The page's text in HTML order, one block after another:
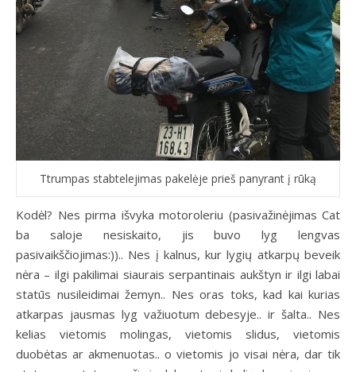
Ttrumpas stabtelejimas pakelėje prieš panyrant į rūką
Kodėl? Nes pirma išvyka motoroleriu (pasivažinėjimas Cat
ba saloje nesiskaito, jis buvo lyg lengvas
pasivaikščiojimas:)).. Nes į kalnus, kur lygių atkarpų beveik
nėra – ilgi pakilimai siaurais serpantinais aukštyn ir ilgi labai
statūs nusileidimai žemyn.. Nes oras toks, kad kai kurias
atkarpas jausmas lyg važiuotum debesyje.. ir šalta.. Nes
kelias vietomis molingas, vietomis slidus, vietomis
duobėtas ar akmenuotas.. o vietomis jo visai nėra, dar tik